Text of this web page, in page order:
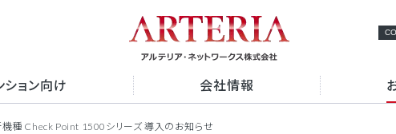
ション向け 会社情報
機種 Check Point 1500シリーズ 導入のお知らせ